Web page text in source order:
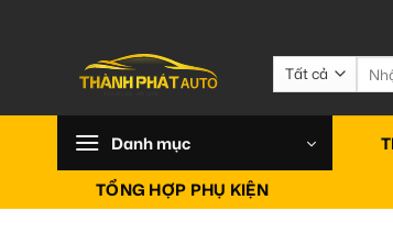
Tìm
kiếm:
Danh mục
TỔNG HỢP PHỤ KIỆN